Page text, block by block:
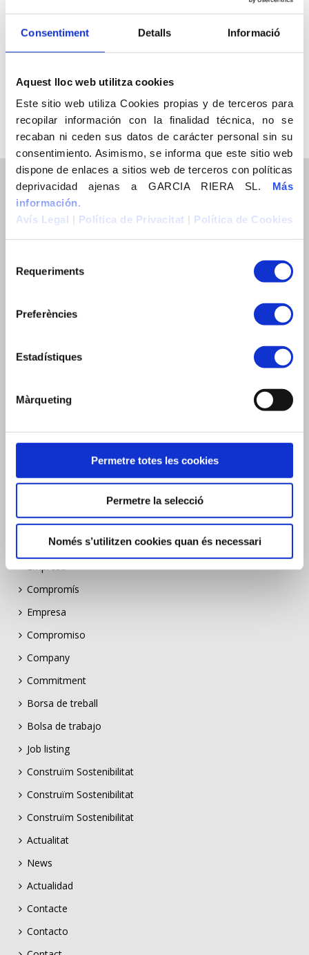
Consentiment Detalls Informació
Aquest lloc web utilitza cookies
Este sitio web utiliza Cookies propias y de terceros para
recopilar información con la finalidad técnica, no se
recaban ni ceden sus datos de carácter personal sin su
consentimiento. Asimismo, se informa que este sitio web
dispone de enlaces a sitios web de terceros con políticas
deprivacidad ajenas a GARCIA RIERA SL. Más
información.
Avís Legal | Política de Privacitat | Política de Cookies
Requeriments
Preferències
Estadístiques
Màrqueting
Permetre totes les cookies
Permetre la selecció
Només s’utilitzen cookies quan és necessari
43480 Vila-seca (Tarragona)
Fax. 977390614
08173 Sant Cugat del Vallès (Barcelona)
e-mail: info@garciariera.es
Empresa
Compromís
Empresa
Compromiso
Company
Commitment
Borsa de treball
Bolsa de trabajo
Job listing
Construïm Sostenibilitat
Construïm Sostenibilitat
Construïm Sostenibilitat
Actualitat
News
Actualidad
Contacte
Contacto